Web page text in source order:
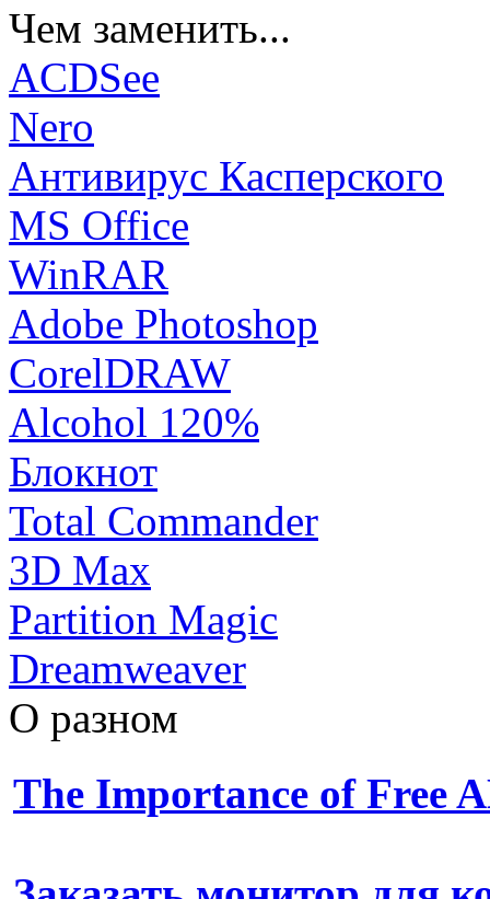
Чем заменить...
ACDSee
Nero
Антивирус Касперского
MS Office
WinRAR
Adobe Photoshop
CorelDRAW
Alcohol 120%
Блокнот
Total Commander
3D Max
Partition Magic
Dreamweaver
О разном
The Importance of Free